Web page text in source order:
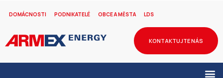
DOMÁCNOSTI PODNIKATELÉ OBCE A MĚSTA LDS
KONTAKTUJTE NÁS